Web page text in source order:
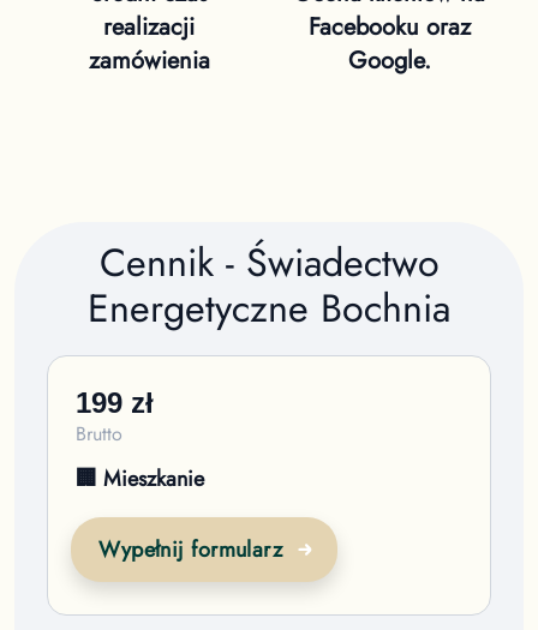
realizacji
zamówienia
Facebooku oraz
Google.
Cennik - Świadectwo
Energetyczne Bochnia
199 zł
Brutto
🏢 Mieszkanie
Wypełnij formularz